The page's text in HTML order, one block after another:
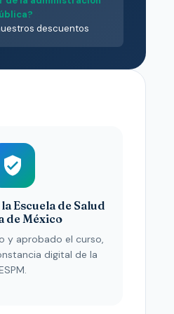
descuentos
Escuela de Salud
de México
y aprobado el curso,
digital de la